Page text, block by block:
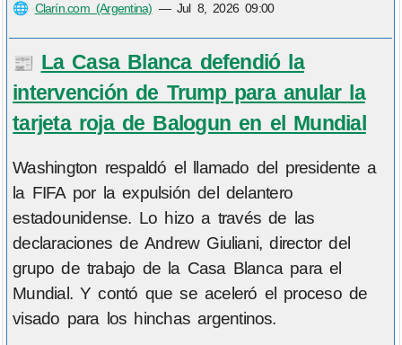
🌐 Clarín.com (Argentina) — Jul 8, 2026 09:00
📰 La Casa Blanca defendió la
intervención de Trump para anular la
tarjeta roja de Balogun en el Mundial
Washington respaldó el llamado del presidente a
la FIFA por la expulsión del delantero
estadounidense. Lo hizo a través de las
declaraciones de Andrew Giuliani, director del
grupo de trabajo de la Casa Blanca para el
Mundial. Y contó que se aceleró el proceso de
visado para los hinchas argentinos.